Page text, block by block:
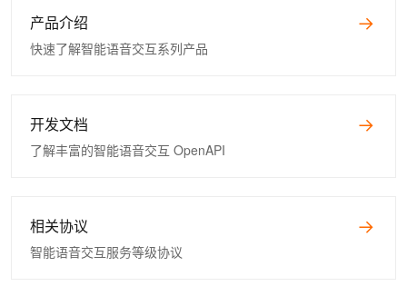
产品介绍
快速了解智能语音交互系列产品
开发文档
了解丰富的智能语音交互 OpenAPI
相关协议
智能语音交互服务等级协议